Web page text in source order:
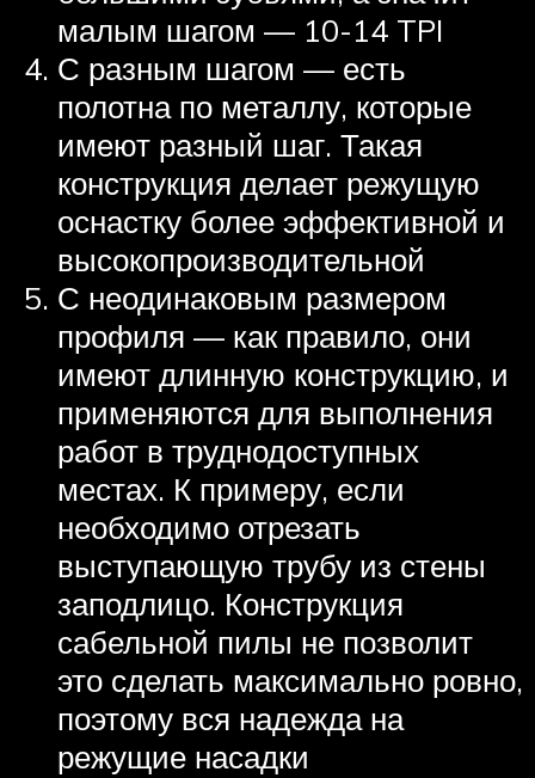
малым шагом — 10-14 TPI
С разным шагом — есть
полотна по металлу, которые
имеют разный шаг. Такая
конструкция делает режущую
оснастку более эффективной и
высокопроизводительной
С неодинаковым размером
профиля — как правило, они
имеют длинную конструкцию, и
применяются для выполнения
работ в труднодоступных
местах. К примеру, если
необходимо отрезать
выступающую трубу из стены
заподлицо. Конструкция
сабельной пилы не позволит
это сделать максимально ровно,
поэтому вся надежда на
режущие насадки